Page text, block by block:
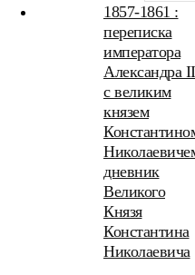
1857-1861 :
переписка
императора
Александра II
с великим
князем
дневник
Великого
Князя
Константина
Николаевича